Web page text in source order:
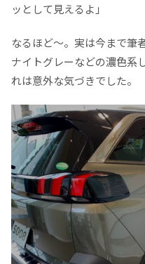
ッとして見えるよ」
なるほど～。実は今まで筆
ナイトグレーなどの濃色系
れは意外な気づきでした。